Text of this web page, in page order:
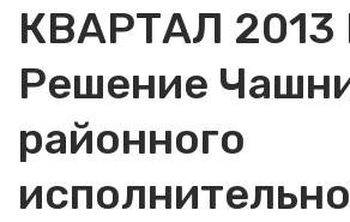
КВАРТАЛ 2013
Решение
районного